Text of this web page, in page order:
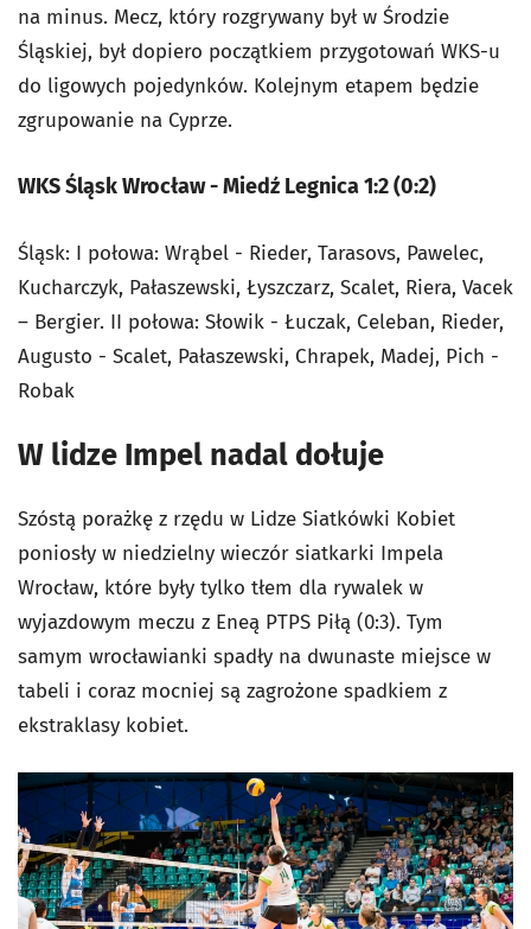
na minus. Mecz, który rozgrywany był w Środzie
Śląskiej, był dopiero początkiem przygotowań WKS-u
do ligowych pojedynków. Kolejnym etapem będzie
zgrupowanie na Cyprze.
WKS Śląsk Wrocław - Miedź Legnica 1:2 (0:2)
Śląsk: I połowa: Wrąbel - Rieder, Tarasovs, Pawelec,
Kucharczyk, Pałaszewski, Łyszczarz, Scalet, Riera, Vacek
– Bergier. II połowa: Słowik - Łuczak, Celeban, Rieder,
Augusto - Scalet, Pałaszewski, Chrapek, Madej, Pich -
Robak
W lidze Impel nadal dołuje
Szóstą porażkę z rzędu w Lidze Siatkówki Kobiet
poniosły w niedzielny wieczór siatkarki Impela
Wrocław, które były tylko tłem dla rywalek w
wyjazdowym meczu z Eneą PTPS Piłą (0:3). Tym
samym wrocławianki spadły na dwunaste miejsce w
tabeli i coraz mocniej są zagrożone spadkiem z
ekstraklasy kobiet.